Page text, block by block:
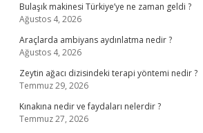
Bulaşık makinesi Türkiye’ye ne zaman geldi ?
Ağustos 4, 2026
Araçlarda ambiyans aydınlatma nedir ?
Ağustos 4, 2026
Zeytin ağacı dizisindeki terapi yöntemi nedir ?
Temmuz 29, 2026
Kınakına nedir ve faydaları nelerdir ?
Temmuz 27, 2026